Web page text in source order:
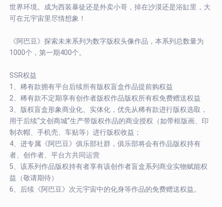
世界环境。成为西装暴徒还是外卖小哥，掉在沙漠还是浴缸里，大
可在元宇宙里尽情想象！
《阿巴豆》探索未来系列为数字版权头像作品，本系列总数量为
1000个，第一期400个。
SSR权益
1、稀有款拥有平台后续所有版权盲盒作品提前购权益
2、稀有款不定期享有创作者版权作品版权所有权免费赠送权益
3、版权盲盒形象商业化、实体化，优先从稀有款进行版权选取，
用于后续“文创商城”生产带版权作品的商业授权（如带框版画、印
制衣帽、手机壳、车贴等）进行版权收益；
4、进专属《阿巴豆》俱乐部社群，俱乐部将会有作品版权持有
者、创作者、平台方共同运营
5、该系列作品版权持有者享有该创作者盲盒系列商业实物赋能权
益（敬请期待）
6、后续《阿巴豆》次元宇宙中的化身等作品的免费赠送权益。